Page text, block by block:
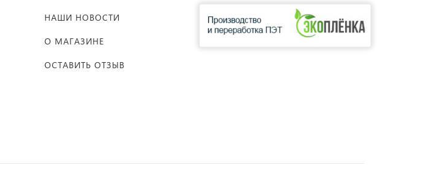
НАШИ НОВОСТИ
О МАГАЗИНЕ
ОСТАВИТЬ ОТЗЫВ